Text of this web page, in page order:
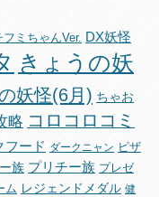
ミちゃんVer. DX妖怪
きょうの妖
妖怪(6月) ちゃお
略 コロコロコミ
フード ダークニャン ピザ
族 プリチー族 プレゼ
ム レジェンドメダル 健